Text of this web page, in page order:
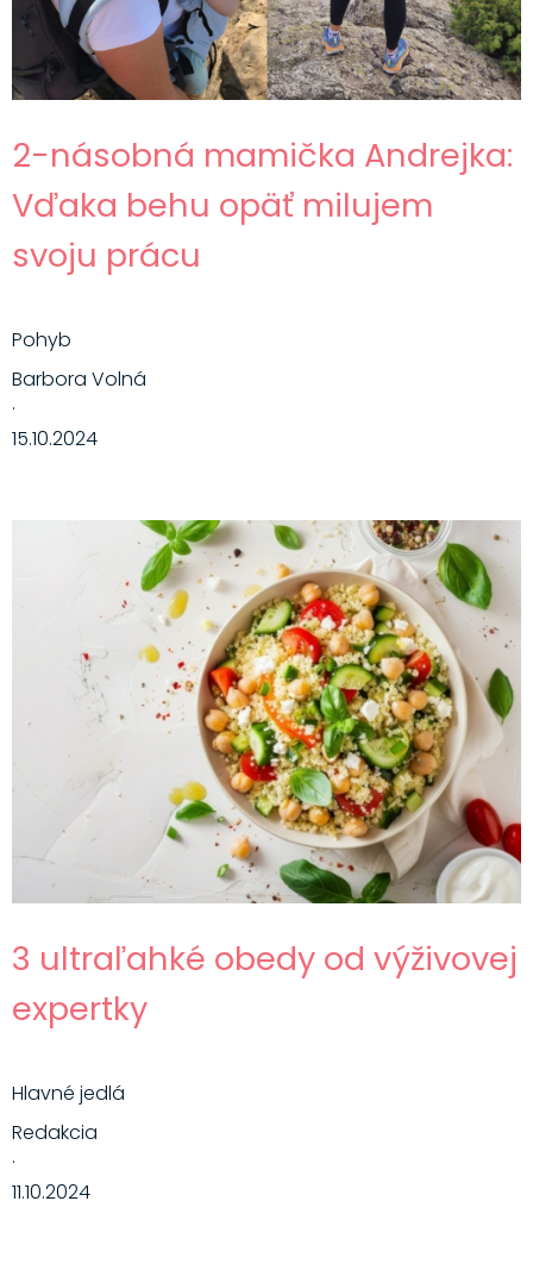
2-násobná mamička Andrejka:
Vďaka behu opäť milujem
svoju prácu
Pohyb
Barbora Volná
·
15.10.2024
3 ultraľahké obedy od výživovej
expertky
Hlavné jedlá
Redakcia
·
11.10.2024